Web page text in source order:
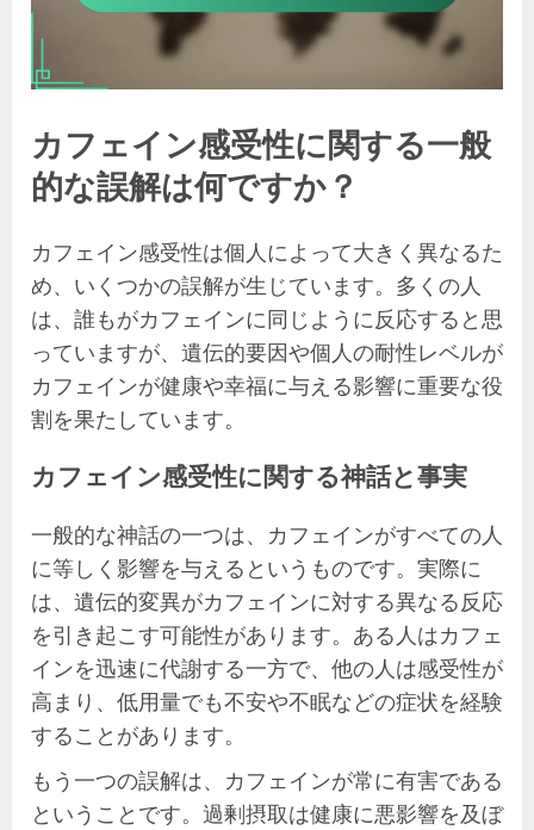
カフェイン感受性に関する一般
的な誤解は何ですか？
カフェイン感受性は個人によって大きく異なるた
め、いくつかの誤解が生じています。多くの人
は、誰もがカフェインに同じように反応すると思
っていますが、遺伝的要因や個人の耐性レベルが
カフェインが健康や幸福に与える影響に重要な役
割を果たしています。
カフェイン感受性に関する神話と事実
一般的な神話の一つは、カフェインがすべての人
に等しく影響を与えるというものです。実際に
は、遺伝的変異がカフェインに対する異なる反応
を引き起こす可能性があります。ある人はカフェ
インを迅速に代謝する一方で、他の人は感受性が
高まり、低用量でも不安や不眠などの症状を経験
することがあります。
もう一つの誤解は、カフェインが常に有害である
ということです。過剰摂取は健康に悪影響を及ぼ